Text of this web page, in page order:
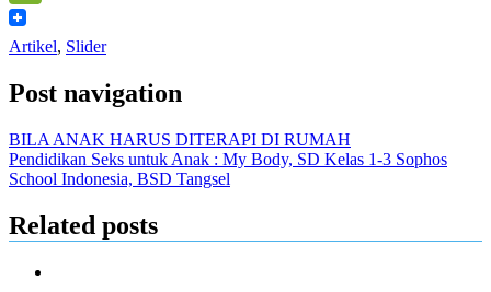
WeChat
Artikel, Slider
Post navigation
BILA ANAK HARUS DITERAPI DI RUMAH
Pendidikan Seks untuk Anak : My Body, SD Kelas 1-3 Sophos
School Indonesia, BSD Tangsel
Related posts